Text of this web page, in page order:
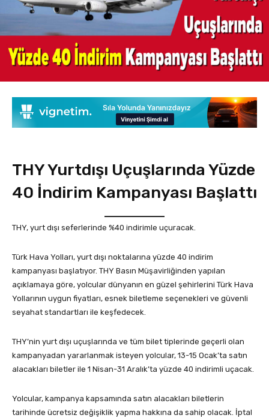
THY Yurtdışı Uçuşlarında Yüzde
40 İndirim Kampanyası Başlattı
THY, yurt dışı seferlerinde %40 indirimle uçuracak.
Türk Hava Yolları, yurt dışı noktalarına yüzde 40 indirim
kampanyası başlatıyor. THY Basın Müşavirliğinden yapılan
açıklamaya göre, yolcular dünyanın en güzel şehirlerini Türk Hava
Yollarının uygun fiyatları, esnek biletleme seçenekleri ve güvenli
seyahat standartları ile keşfedecek.
THY’nin yurt dışı uçuşlarında ve tüm bilet tiplerinde geçerli olan
kampanyadan yararlanmak isteyen yolcular, 13-15 Ocak’ta satın
alacakları biletler ile 1 Nisan-31 Aralık’ta yüzde 40 indirimli uçacak.
Yolcular, kampanya kapsamında satın alacakları biletlerin
tarihinde ücretsiz değişiklik yapma hakkına da sahip olacak. İptal